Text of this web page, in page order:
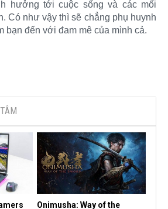
hưởng tới cuộc sống và các mối
Có như vậy thì sẽ chẳng phụ huynh
bạn đến với đam mê của mình cả.
Onimusha: Way of the